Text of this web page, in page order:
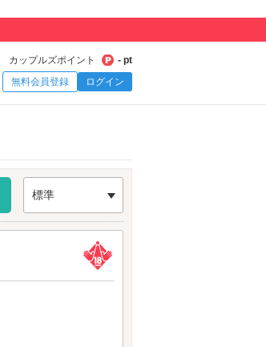
カップルズポイント
- pt
無料会員登録
ログイン
標準